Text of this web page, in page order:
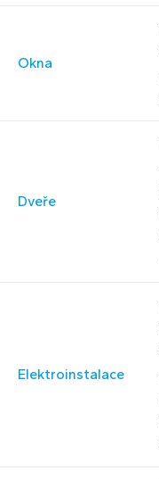
Okna
Dveře
Elektroinstalace